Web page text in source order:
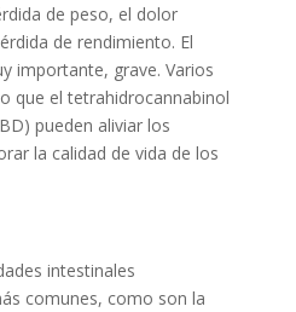
de peso, el dolor
de rendimiento. El
importante, grave. Varios
que el tetrahidrocannabinol
pueden aliviar los
la calidad de vida de los
intestinales
comunes, como son la